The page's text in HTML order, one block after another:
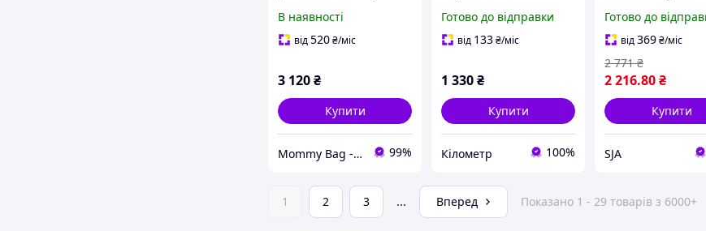
Touch Музична іграшка
для дітей від 6 місяців
В наявності
від520₴/міс
3 120₴
Купити
Mommy Bag - Інтернет-магазин наборів у пологовий 99%
Іграшки для дітей
Готово до відправки
від 133₴/міс
1 330₴
Купити
Кілометр 100%
дітей
Готово до
від369₴/міс
2 216.80₴
2 771 ₴
Купити
SJA
1 2 3 ... Вперед Показано 1 - 29 товарів з 6000+